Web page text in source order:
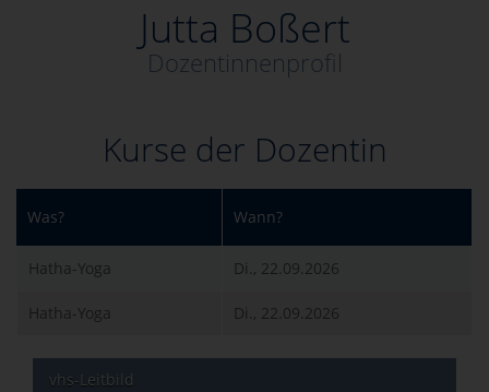
Jutta Boßert
Dozentinnenprofil
Kurse der Dozentin
Was? Wann?
Hatha-Yoga Di., 22.09.2026
Hatha-Yoga Di., 22.09.2026
vhs-Leitbild